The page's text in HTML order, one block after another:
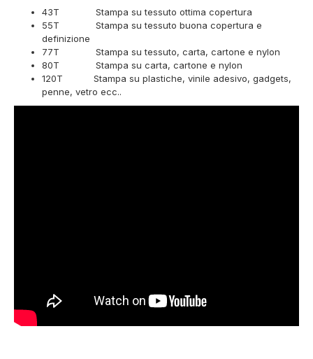
43T Stampa su tessuto ottima copertura
55T Stampa su tessuto buona copertura e
definizione
77T Stampa su tessuto, carta, cartone e nylon
80T Stampa su carta, cartone e nylon
120T Stampa su plastiche, vinile adesivo, gadgets,
penne, vetro ecc..